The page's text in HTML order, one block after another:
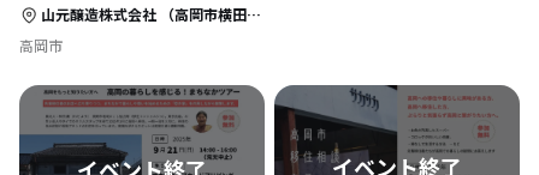
山元醸造株式会社 （高岡市横田町２丁目６−８）
高岡市